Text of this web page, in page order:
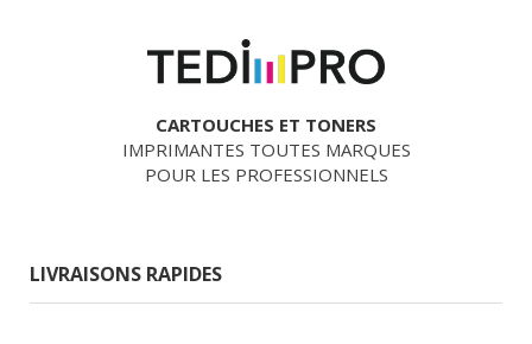
CARTOUCHES ET TONERS
IMPRIMANTES TOUTES MARQUES
POUR LES PROFESSIONNELS
LIVRAISONS RAPIDES